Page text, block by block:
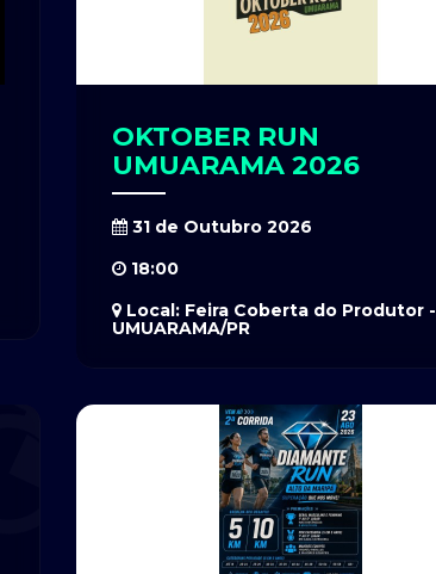
OKTOBER RUN
UMUARAMA 2026
31 de Outubro 2026
18:00
Local: Feira Coberta do Produtor -
UMUARAMA/PR